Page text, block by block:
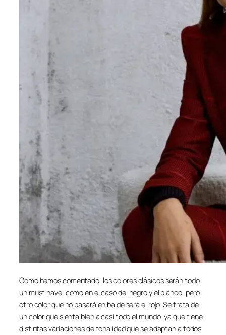
Como hemos comentado, los colores clásicos serán todo
un must have, como en el caso del negro y el blanco, pero
otro color que no pasará en balde será el rojo. Se trata de
un color que sienta bien a casi todo el mundo, ya que tiene
distintas variaciones de tonalidad que se adaptan a todos